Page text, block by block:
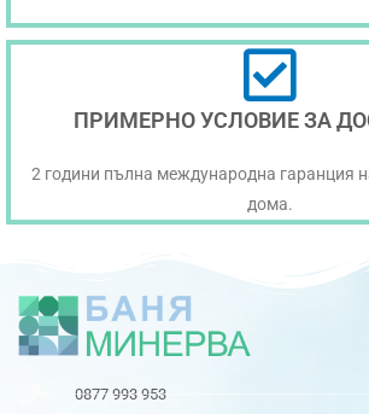
ПРИМЕРНО УСЛОВИЕ ЗА
2 години пълна международна гаранция
дома.
0877 993 953